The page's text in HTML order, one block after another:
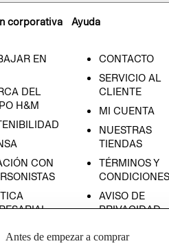
corporativa
EN
DEL
H&M
CON
Ayuda
CONTACTO
SERVICIO AL
CLIENTE
MI CUENTA
NUESTRAS
TIENDAS
TÉRMINOS Y
CONDICIONES
AVISO DE
PRIVACIDAD
Antes de empezar a comprar